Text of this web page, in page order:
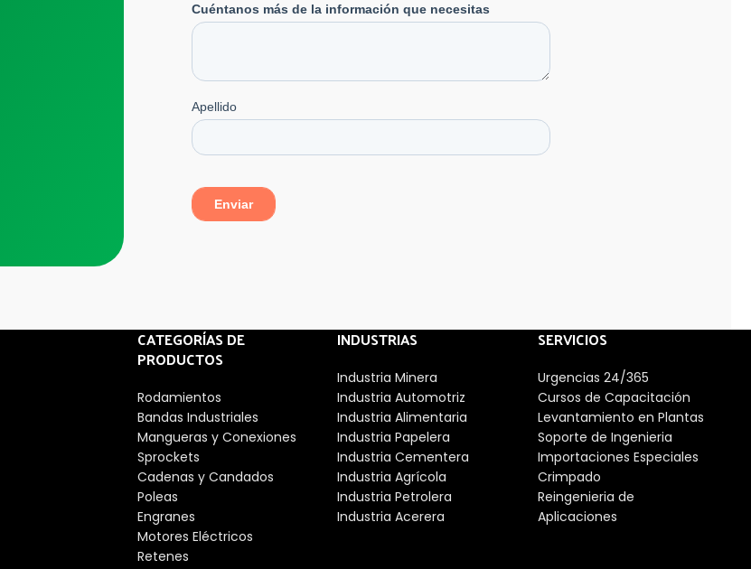
CATEGORÍAS DE
PRODUCTOS
Rodamientos
Bandas Industriales
Mangueras y Conexiones
Sprockets
Cadenas y Candados
Poleas
Engranes
Motores Eléctricos
Retenes
INDUSTRIAS
Industria Minera
Industria Automotriz
Industria Alimentaria
Industria Papelera
Industria Cementera
Industria Agrícola
Industria Petrolera
Industria Acerera
SERVICIOS
Urgencias 24/365
Cursos de Capacitación
Levantamiento en Plantas
Soporte de Ingenieria
Importaciones Especiales
Crimpado
Reingenieria de
Aplicaciones